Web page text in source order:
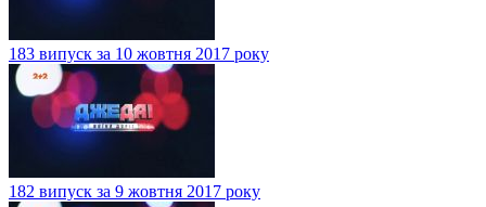
183 випуск за 10 жовтня 2017 року
182 випуск за 9 жовтня 2017 року